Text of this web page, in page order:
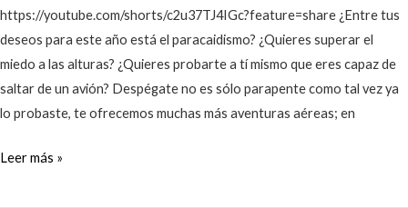
https://youtube.com/shorts/c2u37TJ4IGc?feature=share ¿Entre tus
deseos para este año está el paracaidismo? ¿Quieres superar el
miedo a las alturas? ¿Quieres probarte a tí mismo que eres capaz de
saltar de un avión? Despégate no es sólo parapente como tal vez ya
lo probaste, te ofrecemos muchas más aventuras aéreas; en
Leer más »